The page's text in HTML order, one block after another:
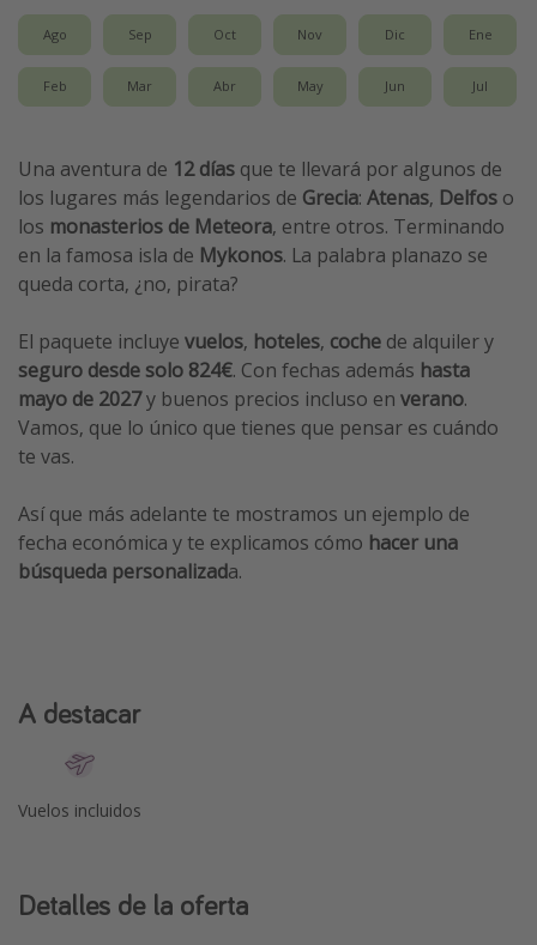
Trabajar en el extranjero
Cruceros por el Mediterráneo
Hoteles más hot de España
Parques de atracciones
Viaja con musicales
El Rey León el musical
Harry Potter en Londres y otros destinos
Eventos deportivos
Ago Sep Oct Nov Dic Ene
Feb Mar Abr May Jun Jul
Una aventura de 12 días que te llevará por algunos de
los lugares más legendarios de Grecia: Atenas, Delfos o
los monasterios de Meteora, entre otros. Terminando
en la famosa isla de Mykonos. La palabra planazo se
queda corta, ¿no, pirata?
El paquete incluye vuelos, hoteles, coche de alquiler y
seguro desde solo 824€. Con fechas además hasta
mayo de 2027y buenos precios incluso en verano.
Vamos, que lo único que tienes que pensar es cuándo
te vas.
Así que más adelante te mostramos un ejemplo de
fecha económica y te explicamos cómo hacer una
búsqueda personalizada.
A destacar
Vuelos incluidos
Detalles de la oferta